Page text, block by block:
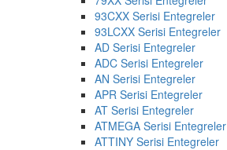
93CXX Serisi Entegreler
93LCXX Serisi Entegreler
AD Serisi Entegreler
ADC Serisi Entegreler
AN Serisi Entegreler
APR Serisi Entegreler
AT Serisi Entegreler
ATMEGA Serisi Entegreler
ATTINY Serisi Entegreler